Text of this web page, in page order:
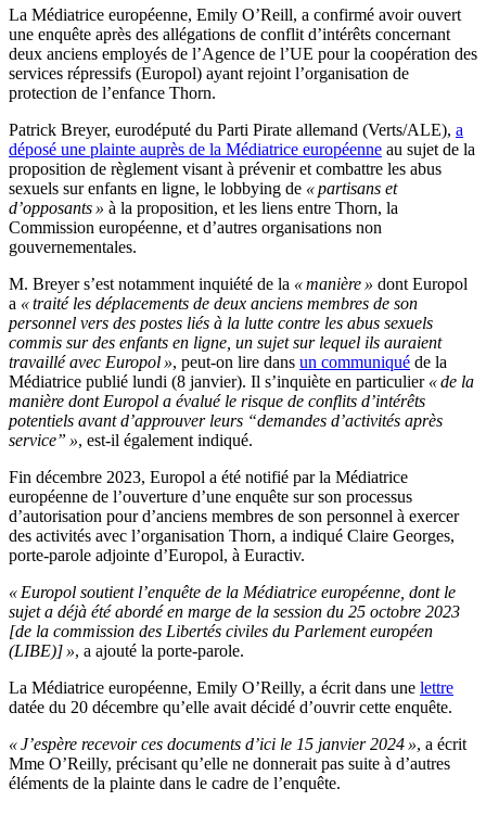
La Médiatrice européenne, Emily O’Reill, a confirmé avoir ouvert
une enquête après des allégations de conflit d’intérêts concernant
deux anciens employés de l’Agence de l’UE pour la coopération des
services répressifs (Europol) ayant rejoint l’organisation de
protection de l’enfance Thorn.
Patrick Breyer, eurodéputé du Parti Pirate allemand (Verts/ALE), a
déposé une plainte auprès de la Médiatrice européenne au sujet de la
proposition de règlement visant à prévenir et combattre les abus
sexuels sur enfants en ligne, le lobbying de « partisans et
d’opposants » à la proposition, et les liens entre Thorn, la
Commission européenne, et d’autres organisations non
gouvernementales.
M. Breyer s’est notamment inquiété de la « manière » dont Europol
a « traité les déplacements de deux anciens membres de son
personnel vers des postes liés à la lutte contre les abus sexuels
commis sur des enfants en ligne, un sujet sur lequel ils auraient
travaillé avec Europol », peut-on lire dans un communiqué de la
Médiatrice publié lundi (8 janvier). Il s’inquiète en particulier « de la
manière dont Europol a évalué le risque de conflits d’intérêts
potentiels avant d’approuver leurs “demandes d’activités après
service” », est-il également indiqué.
Fin décembre 2023, Europol a été notifié par la Médiatrice
européenne de l’ouverture d’une enquête sur son processus
d’autorisation pour d’anciens membres de son personnel à exercer
des activités avec l’organisation Thorn, a indiqué Claire Georges,
porte-parole adjointe d’Europol, à Euractiv.
« Europol soutient l’enquête de la Médiatrice européenne, dont le
sujet a déjà été abordé en marge de la session du 25 octobre 2023
[de la commission des Libertés civiles du Parlement européen
(LIBE)] », a ajouté la porte-parole.
La Médiatrice européenne, Emily O’Reilly, a écrit dans une lettre
datée du 20 décembre qu’elle avait décidé d’ouvrir cette enquête.
« J’espère recevoir ces documents d’ici le 15 janvier 2024 », a écrit
Mme O’Reilly, précisant qu’elle ne donnerait pas suite à d’autres
éléments de la plainte dans le cadre de l’enquête.